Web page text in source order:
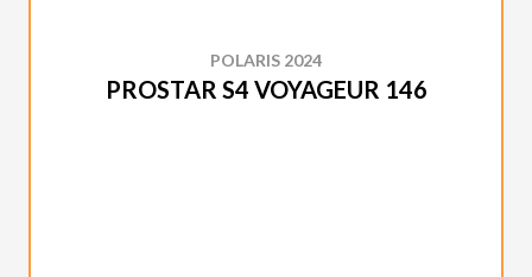
POLARIS 2024
PROSTAR S4 VOYAGEUR 146